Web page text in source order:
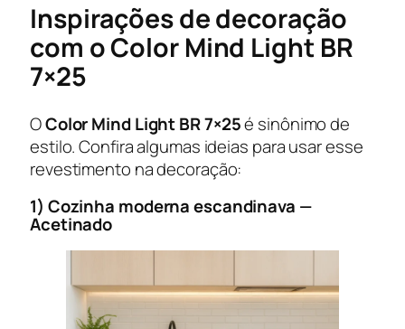
Inspirações de decoração
com o Color Mind Light BR
7×25
OColor Mind Light BR 7×25é sinônimo de
estilo. Confira algumas ideias para usar esse
revestimento na decoração:
1) Cozinha moderna escandinava —
Acetinado